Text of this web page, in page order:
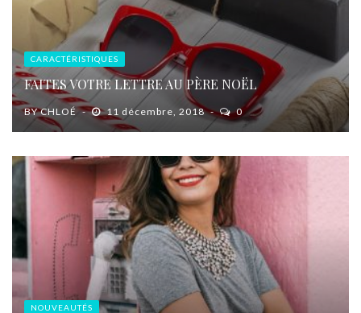
CARACTÉRISTIQUES
FAITES VOTRE LETTRE AU PÈRE NOËL
BYCHLOÉ 11 décembre, 2018 0
NOUVEAUTÉS